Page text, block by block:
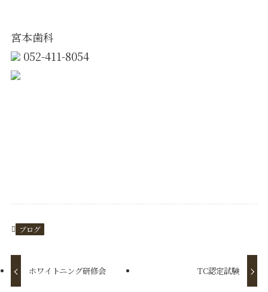
宮本歯科
052-411-8054
ブログ
ホワイトニング研修会 TC認定試験